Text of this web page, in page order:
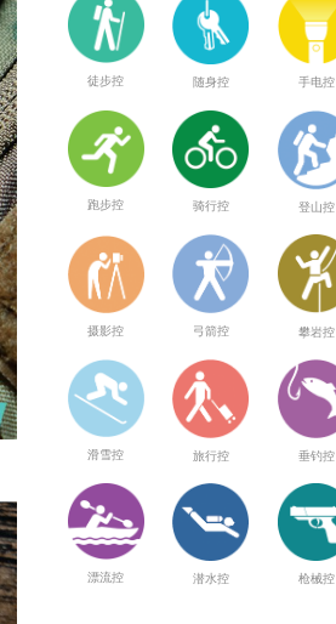
徒步控 随身控 手电控
跑步控 骑行控 登山控
摄影控 弓箭控 攀岩控
滑雪控 旅行控 垂钓控
漂流控 潜水控 枪械控